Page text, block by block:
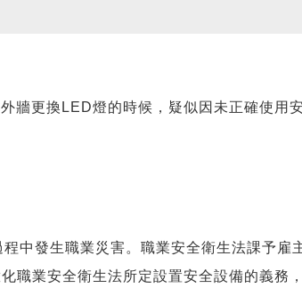
更換LED燈的時候，疑似因未正確使用
中發生職業災害。職業安全衛生法課予雇
職業安全衛生法所定設置安全設備的義務